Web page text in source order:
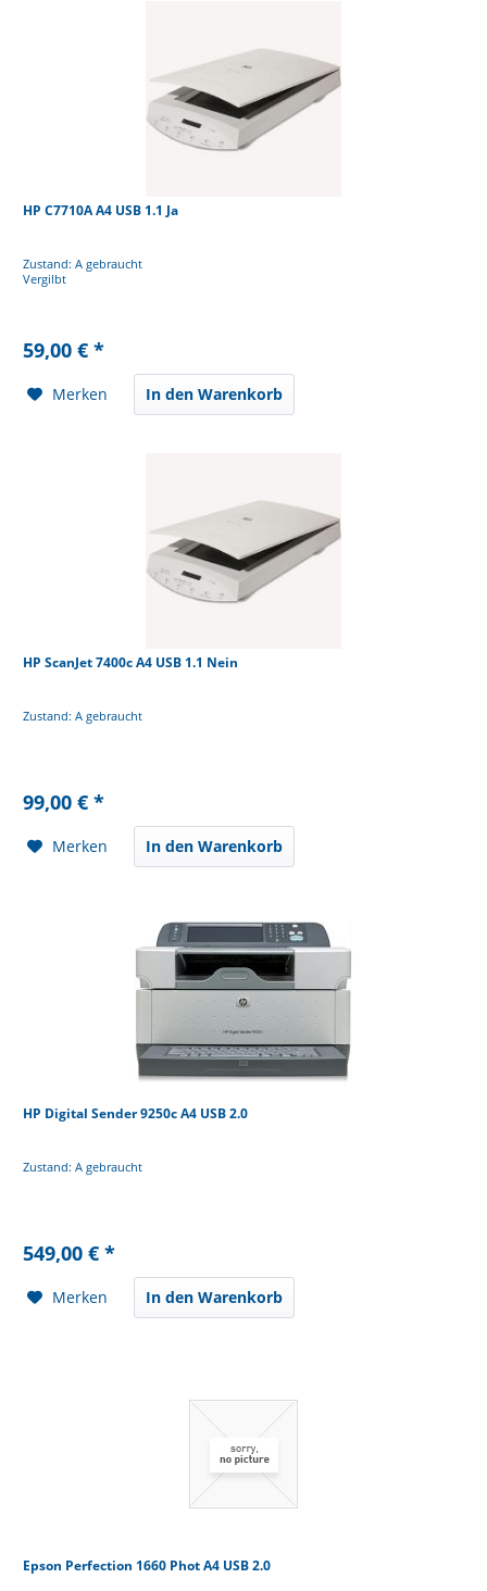
HP C7710A A4 USB 1.1 Ja
Zustand: A gebraucht
Vergilbt
59,00 € *
Merken In den Warenkorb
HP ScanJet 7400c A4 USB 1.1 Nein
Zustand: A gebraucht
99,00 € *
Merken In den Warenkorb
HP Digital Sender 9250c A4 USB 2.0
Zustand: A gebraucht
549,00 € *
Merken In den Warenkorb
Epson Perfection 1660 Phot A4 USB 2.0